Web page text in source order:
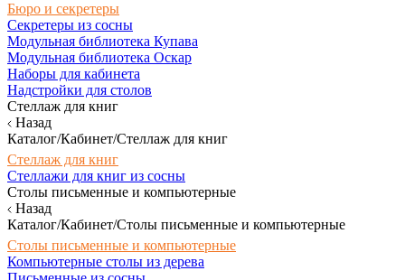
Бюро и секретеры
Секретеры из сосны
Модульная библиотека Купава
Модульная библиотека Оскар
Наборы для кабинета
Надстройки для столов
Стеллаж для книг
Назад
Каталог/Кабинет/Стеллаж для книг
Стеллаж для книг
Стеллажи для книг из сосны
Столы письменные и компьютерные
Назад
Каталог/Кабинет/Столы письменные и компьютерные
Столы письменные и компьютерные
Компьютерные столы из дерева